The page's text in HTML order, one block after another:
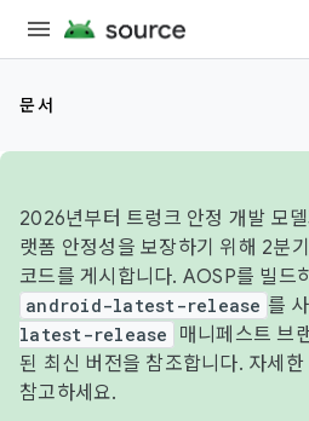
문서
2026년부터 트렁크 안정 개발 모
랫폼 안정성을 보장하기 위해 2분
코드를 게시합니다. AOSP를 빌드
android-latest-release 를
latest-release
매니페스트 브
된 최신 버전을 참조합니다. 자세한
참고하세요.